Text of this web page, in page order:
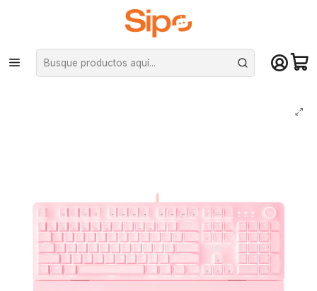
¡Compra hasta mediodía y recibe hoy! De lunes a sábado en el gran
Santiago. Envío gratis desde $29.990
Inicio Computación y Gamers Teclados Mecánicos
Teclado Mecánico Fantech Maxpower MK853 Sakura, Red Switch